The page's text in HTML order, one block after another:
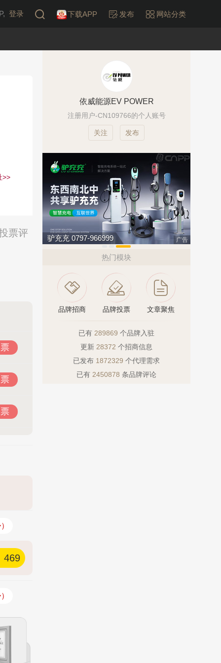
登录 下载APP 发布 网站分类
>>
票评
469
依威能源EV POWER
注册用户-CN109766的个人账号
发布
驴充充 0797-966999 广告
热门模块
品牌招商 品牌投票 文章聚焦
已有 289869 个品牌入驻
更新 28372 个招商信息
已发布 1872329 个代理需求
已有 2450878 条品牌评论